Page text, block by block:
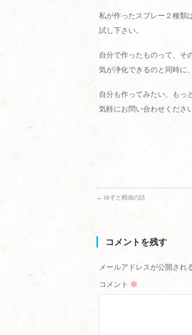
私が作ったスプレー２種類
試し下さい。
自分で作ったものって、そ
気が浄化できるのと同時に
自分も作ってみたい、もっ
気軽にお問い合わせください
← ゆずと精油の話
コメントを残す
メールアドレスが公開され
コメント ※